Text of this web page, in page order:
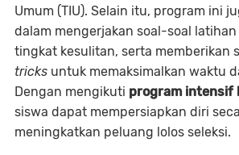
Umum (TIU). Selain itu, program ini
dalam mengerjakan soal-soal
tingkat kesulitan, serta memberikan
tricks untuk memaksimalkan waktu
Dengan mengikuti program intensif
siswa dapat mempersiapkan diri
meningkatkan peluang lolos seleksi.